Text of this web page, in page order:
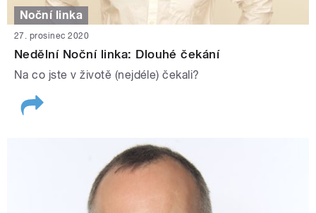
Noční linka
27. prosinec 2020
Nedělní Noční linka: Dlouhé čekání
Na co jste v životě (nejdéle) čekali?